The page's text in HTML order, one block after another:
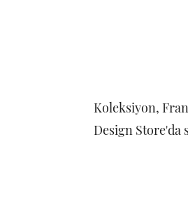
Koleksiyon,
Design Store'da